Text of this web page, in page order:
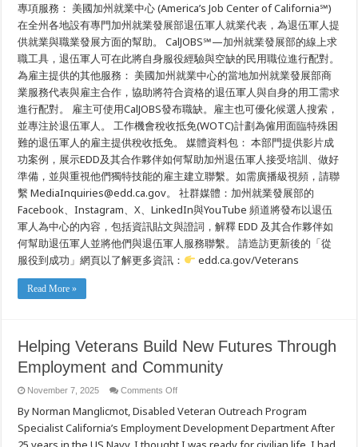
專項服務： 美國加州就業中心 (America’s Job Center of California℠)
在全州各地設有專門加州就業發展部退伍軍人就業代表，為退伍軍人提
供就業與職業發展方面的幫助。 CalJOBS℠—加州就業發展部的線上求
職工具，退伍軍人可在此將自身服役經驗與空缺的民用職位進行配對。
為雇主提供的其他服務： 美國加州就業中心的當地加州就業發展部商
業服務代表與雇主合作，協助將符合資格的退伍軍人與自身的用工需求
進行配對。 雇主可使用CalJOBS發布職缺。雇主也可優化候選人搜索，
並專注於退伍軍人。 工作機會稅收抵免(WOTC)計劃為僱用面臨特殊困
難的退伍軍人的雇主提供稅收抵免。 媒體資料包： 本部門提供影片成
功案例，展示EDD及其合作夥伴如何幫助加州退伍軍人接受培訓、做好
準備，並與重視他們獨特技能的雇主建立聯繫。如需廣播級視頻，請聯
繫 MediaInquiries@edd.ca.gov。 社群媒體：加州就業發展部的
Facebook、Instagram、X、LinkedIn與YouTube 頻道將發布以退伍
軍人為中心的內容，包括資訊貼文與證詞，解釋 EDD 及其合作夥伴如
何幫助退伍軍人並將他們與退伍軍人服務聯繫。 請造訪更新後的「從
服役到成功」網頁以了解更多資訊：
edd.ca.gov/Veterans
Read More »
Helping Veterans Build New Futures Through
Employment and Community
November 7, 2025 Comments Offon
Veterans
Build
New
By Norman Manglicmot, Disabled Veteran Outreach Program
Specialist California’s Employment Development Department After